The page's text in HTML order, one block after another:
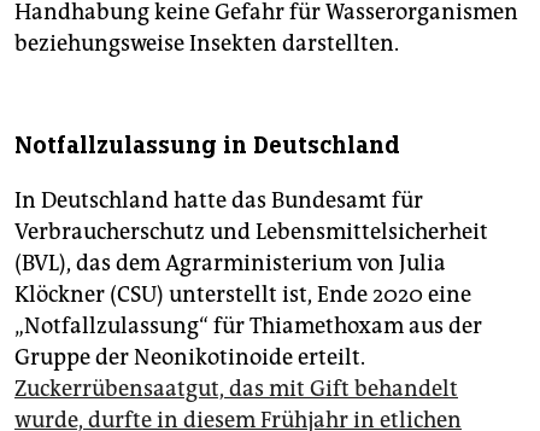
Handhabung keine Gefahr für Wasserorganismen
beziehungsweise Insekten darstellten.
Notfallzulassung in Deutschland
In Deutschland hatte das Bundesamt für
Verbraucherschutz und Lebensmittelsicherheit
(BVL), das dem Agrarministerium von Julia
Klöckner (CSU) unterstellt ist, Ende 2020 eine
„Notfallzulassung“ für Thiamethoxam aus der
Gruppe der Neonikotinoide erteilt.
Zuckerrübensaatgut, das mit Gift behandelt
wurde, durfte in diesem Frühjahr in etlichen